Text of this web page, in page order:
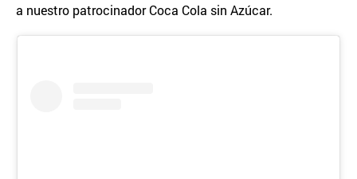
a nuestro patrocinador Coca Cola sin Azúcar.